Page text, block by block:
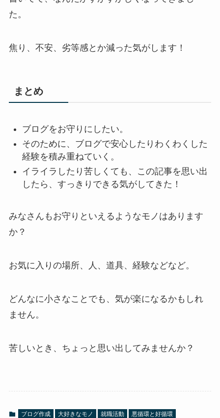
た。
焦り、不安、劣等感とか減った気がします！
まとめ
ブログをお守りにしたい。
そのために、ブログで安心したりわくわくした
経験を積み重ねていく。
イライラしたり苦しくても、この記事を思い出
したら、すっきりできる気がしてきた！
みなさんもお守りといえるようなモノはあります
か？
お気に入りの場所、人、道具、経験などなど。
どんなに小さなことでも、気が楽になるかもしれ
ません。
苦しいとき、ちょっと思い出してみませんか？
ブログ作成 大好きなモノ 就職活動
悪循環と好循環